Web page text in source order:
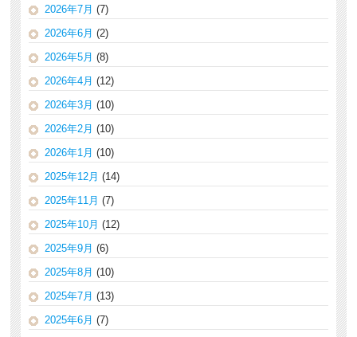
2026年7月 (7)
2026年6月 (2)
2026年5月 (8)
2026年4月 (12)
2026年3月 (10)
2026年2月 (10)
2026年1月 (10)
2025年12月 (14)
2025年11月 (7)
2025年10月 (12)
2025年9月 (6)
2025年8月 (10)
2025年7月 (13)
2025年6月 (7)